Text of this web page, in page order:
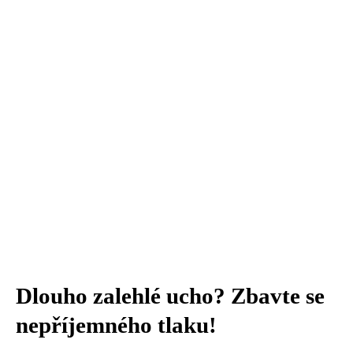
Dlouho zalehlé ucho? Zbavte se
nepříjemného tlaku!